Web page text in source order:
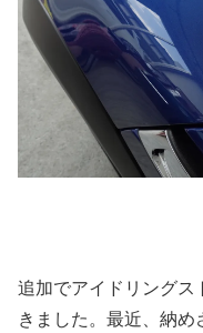
追加でアイドリングス
きました。最近、納